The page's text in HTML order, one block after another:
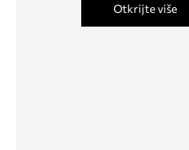
Otkrijte više